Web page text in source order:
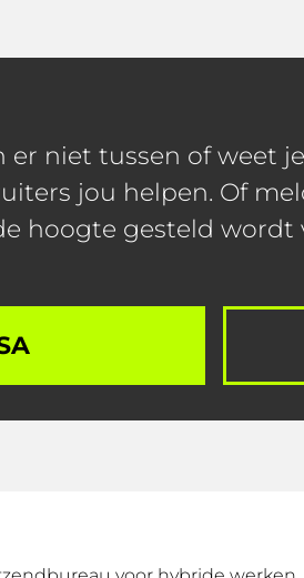
niet tussen of weet
jou helpen. Of
hoogte gesteld